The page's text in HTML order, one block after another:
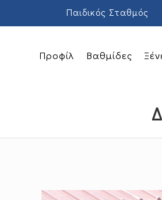
Παιδικός Σταθμός
Προφίλ Βαθμίδες